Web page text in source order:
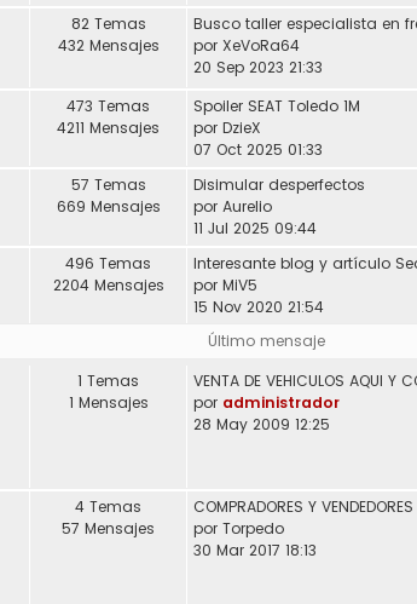
82 Temas
432 Mensajes
por XeVoRa64
20 Sep 2023 21:33
473 Temas
4211 Mensajes
Spoiler SEAT Toledo 1M
por DzieX
07 Oct 2025 01:33
57 Temas
669 Mensajes
Disimular desperfectos
por Aurelio
11 Jul 2025 09:44
496 Temas
2204 Mensajes
por MiV5
15 Nov 2020 21:54
Último mensaje
1 Temas
1 Mensajes
por administrador
28 May 2009 12:25
4 Temas
57 Mensajes
por Torpedo
30 Mar 2017 18:13